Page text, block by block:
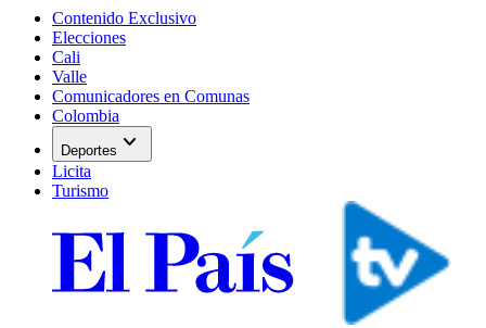
Contenido Exclusivo
Elecciones
Cali
Valle
Comunicadores en Comunas
Colombia
Deportes expand_more
Licita
Turismo